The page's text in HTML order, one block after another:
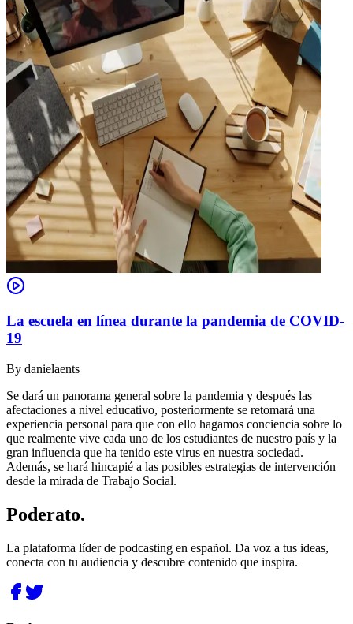
La escuela en línea durante la pandemia de COVID-
19
By danielaents
Se dará un panorama general sobre la pandemia y después las
afectaciones a nivel educativo, posteriormente se retomará una
experiencia personal para que con ello hagamos conciencia sobre lo
que realmente vive cada uno de los estudiantes de nuestro país y la
gran influencia que ha tenido este virus en nuestra sociedad.
Además, se hará hincapié a las posibles estrategias de intervención
desde la mirada de Trabajo Social.
Poderato.
La plataforma líder de podcasting en español. Da voz a tus ideas,
conecta con tu audiencia y descubre contenido que inspira.